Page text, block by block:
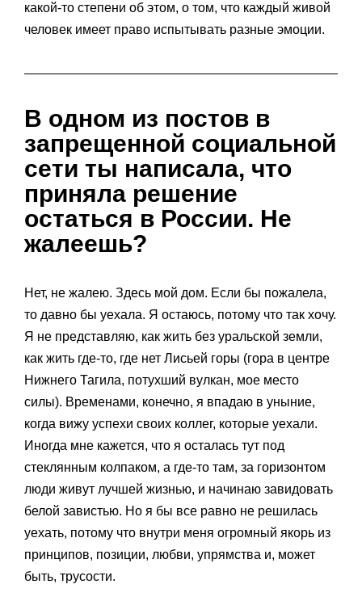
какой-то степени об этом, о том, что каждый живой
человек имеет право испытывать разные эмоции.
В одном из постов в
запрещенной социальной
сети ты написала, что
приняла решение
остаться в России. Не
жалеешь?
Нет, не жалею. Здесь мой дом. Если бы пожалела,
то давно бы уехала. Я остаюсь, потому что так хочу.
Я не представляю, как жить без уральской земли,
как жить где-то, где нет Лисьей горы (гора в центре
Нижнего Тагила, потухший вулкан, мое место
силы). Временами, конечно, я впадаю в уныние,
когда вижу успехи своих коллег, которые уехали.
Иногда мне кажется, что я осталась тут под
стеклянным колпаком, а где-то там, за горизонтом
люди живут лучшей жизнью, и начинаю завидовать
белой завистью. Но я бы все равно не решилась
уехать, потому что внутри меня огромный якорь из
принципов, позиции, любви, упрямства и, может
быть, трусости.